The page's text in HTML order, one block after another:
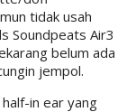
tidak usah
Soundpeats Air3
belum ada
jempol.
in ear yang